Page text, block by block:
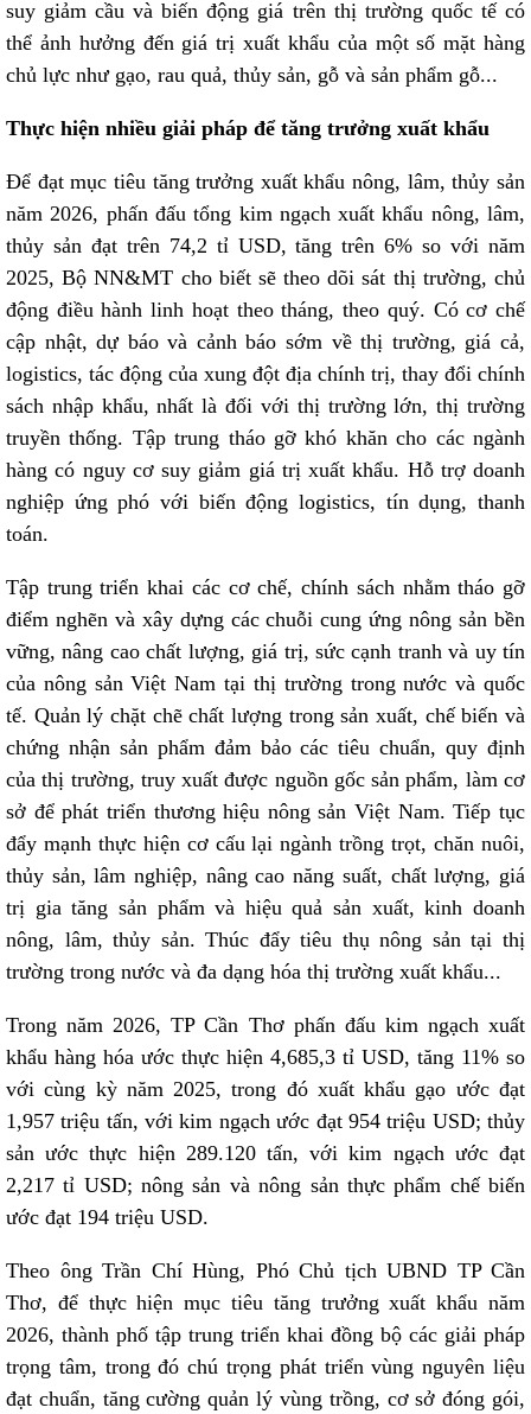
suy giảm cầu và biến động giá trên thị trường quốc tế có
thể ảnh hưởng đến giá trị xuất khẩu của một số mặt hàng
chủ lực như gạo, rau quả, thủy sản, gỗ và sản phẩm gỗ...
Thực hiện nhiều giải pháp để tăng trưởng xuất khẩu
Để đạt mục tiêu tăng trưởng xuất khẩu nông, lâm, thủy sản
năm 2026, phấn đấu tổng kim ngạch xuất khẩu nông, lâm,
thủy sản đạt trên 74,2 tỉ USD, tăng trên 6% so với năm
2025, Bộ NN&MT cho biết sẽ theo dõi sát thị trường, chủ
động điều hành linh hoạt theo tháng, theo quý. Có cơ chế
cập nhật, dự báo và cảnh báo sớm về thị trường, giá cả,
logistics, tác động của xung đột địa chính trị, thay đổi chính
sách nhập khẩu, nhất là đối với thị trường lớn, thị trường
truyền thống. Tập trung tháo gỡ khó khăn cho các ngành
hàng có nguy cơ suy giảm giá trị xuất khẩu. Hỗ trợ doanh
nghiệp ứng phó với biến động logistics, tín dụng, thanh
toán.
Tập trung triển khai các cơ chế, chính sách nhằm tháo gỡ
điểm nghẽn và xây dựng các chuỗi cung ứng nông sản bền
vững, nâng cao chất lượng, giá trị, sức cạnh tranh và uy tín
của nông sản Việt Nam tại thị trường trong nước và quốc
tế. Quản lý chặt chẽ chất lượng trong sản xuất, chế biến và
chứng nhận sản phẩm đảm bảo các tiêu chuẩn, quy định
của thị trường, truy xuất được nguồn gốc sản phẩm, làm cơ
sở để phát triển thương hiệu nông sản Việt Nam. Tiếp tục
đẩy mạnh thực hiện cơ cấu lại ngành trồng trọt, chăn nuôi,
thủy sản, lâm nghiệp, nâng cao năng suất, chất lượng, giá
trị gia tăng sản phẩm và hiệu quả sản xuất, kinh doanh
nông, lâm, thủy sản. Thúc đẩy tiêu thụ nông sản tại thị
trường trong nước và đa dạng hóa thị trường xuất khẩu...
Trong năm 2026, TP Cần Thơ phấn đấu kim ngạch xuất
khẩu hàng hóa ước thực hiện 4,685,3 tỉ USD, tăng 11% so
với cùng kỳ năm 2025, trong đó xuất khẩu gạo ước đạt
1,957 triệu tấn, với kim ngạch ước đạt 954 triệu USD; thủy
sản ước thực hiện 289.120 tấn, với kim ngạch ước đạt
2,217 tỉ USD; nông sản và nông sản thực phẩm chế biến
ước đạt 194 triệu USD.
Theo ông Trần Chí Hùng, Phó Chủ tịch UBND TP Cần
Thơ, để thực hiện mục tiêu tăng trưởng xuất khẩu năm
2026, thành phố tập trung triển khai đồng bộ các giải pháp
trọng tâm, trong đó chú trọng phát triển vùng nguyên liệu
đạt chuẩn, tăng cường quản lý vùng trồng, cơ sở đóng gói,